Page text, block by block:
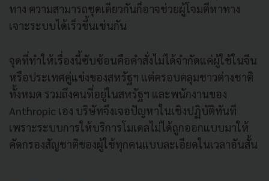
ทาง ความสามารถชุดเดียวกันก็อาจช่วยผู้โจมตีหาทาง
เจาะระบบได้เร็วขึ้นเช่นกัน
จุดที่ทำให้เรื่องนี้ซับซ้อนคือคำสั่งไม่ได้จำกัดแค่ผู้ใช้ในจีน
หรือประเทศคู่แข่งของสหรัฐฯ แต่ครอบคลุมชาวต่างชาติ
ทั้งหมด รวมถึงคนที่อยู่ในสหรัฐฯ และพนักงานของ
Anthropic เอง บริษัทจึงเจอปัญหาในเชิงปฏิบัติทันที
เพราะระบบการให้บริการโมเดลไม่ได้ถูกออกแบบมาให้
คัดกรองสัญชาติของผู้ใช้ทุกคนแบบละเอียดในเวลาอันสั้น